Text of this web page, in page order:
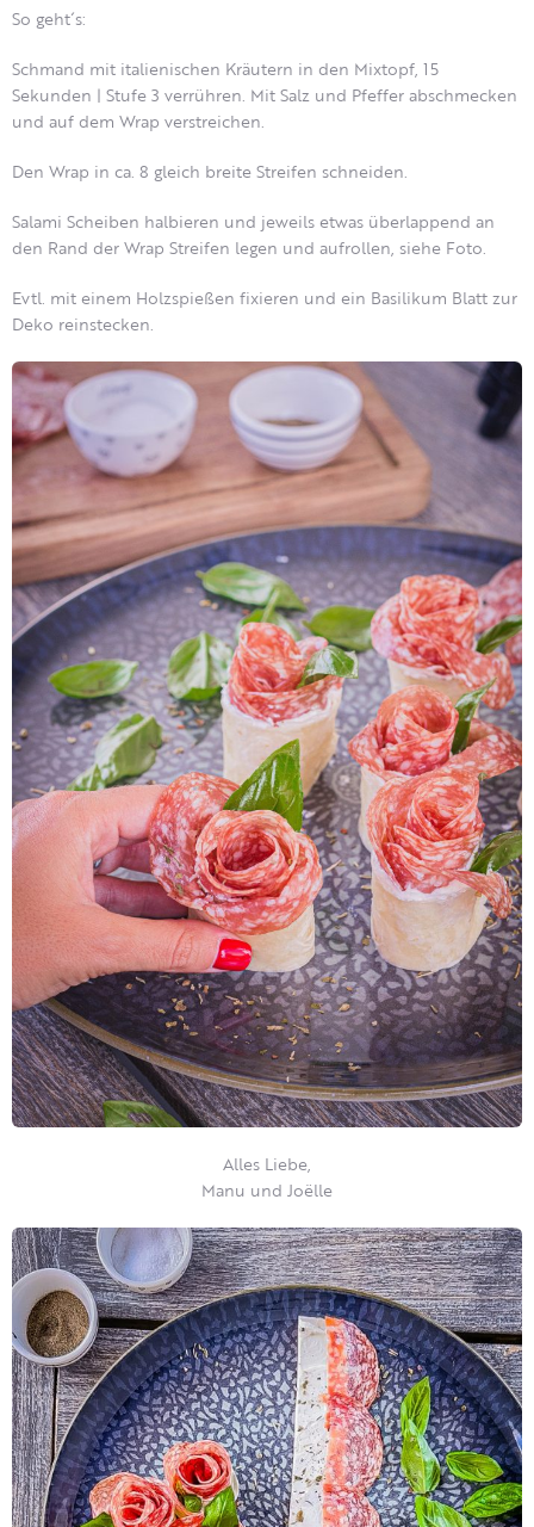
So geht´s:
Schmand mit italienischen Kräutern in den Mixtopf, 15
Sekunden | Stufe 3 verrühren. Mit Salz und Pfeffer abschmecken
und auf dem Wrap verstreichen.
Den Wrap in ca. 8 gleich breite Streifen schneiden.
Salami Scheiben halbieren und jeweils etwas überlappend an
den Rand der Wrap Streifen legen und aufrollen, siehe Foto.
Evtl. mit einem Holzspießen fixieren und ein Basilikum Blatt zur
Deko reinstecken.
Alles Liebe,
Manu und Joëlle